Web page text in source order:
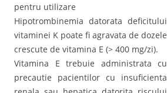
pentru utilizare
Hipotrombinemia datorata deficitului
vitaminei K poate fi agravata de dozele
crescute de vitamina E (> 400 mg/zi).
Vitamina E trebuie administrata cu
precautie pacientilor cu insuficienta